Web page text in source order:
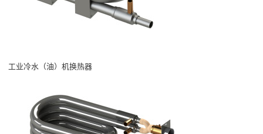
工业冷水（油）机换热器